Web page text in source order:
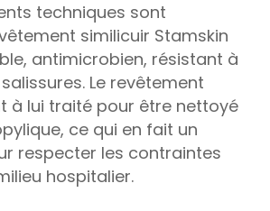
techniques sont
similicuir Stamskin
antimicrobien, résistant à
Le revêtement
à lui traité pour être nettoyé
ce qui en fait un
respecter les contraintes
hospitalier.